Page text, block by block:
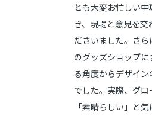
とも大変お忙しい
き、現場と意見を
ださいました。さら
のグッズショップ
る角度からデザイ
でした。実際、グ
「素晴らしい」と